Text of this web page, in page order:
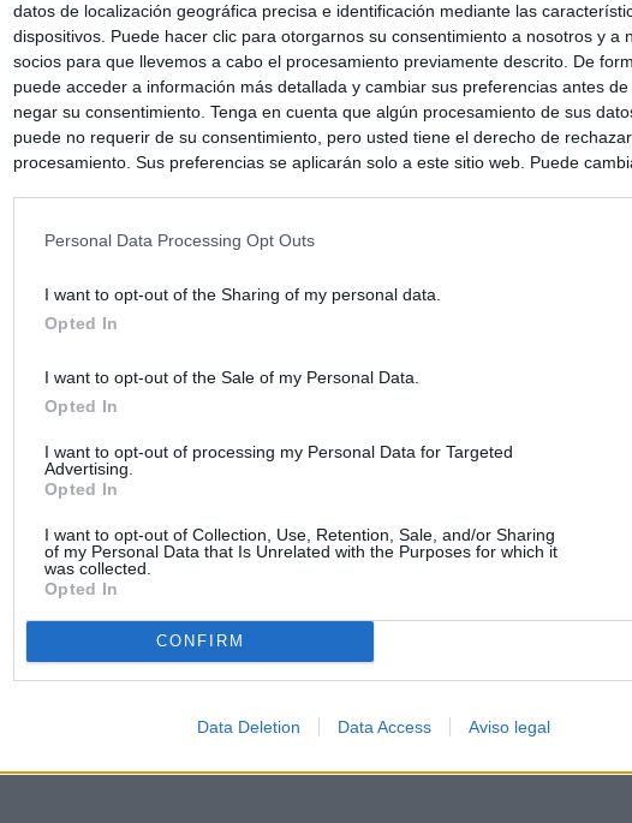
datos de localización geográfica precisa e identificación mediante las
dispositivos. Puede hacer clic para otorgarnos su consentimiento a nosotros y a
socios para que llevemos a cabo el procesamiento previamente descrito. De
puede acceder a información más detallada y cambiar sus preferencias antes
negar su consentimiento. Tenga en cuenta que algún procesamiento de sus
puede no requerir de su consentimiento, pero usted tiene el derecho de
procesamiento. Sus preferencias se aplicarán solo a este sitio web. Puede
Personal Data Processing Opt Outs
I want to opt-out of the Sharing of my personal data.
Opted In
I want to opt-out of the Sale of my Personal Data.
Opted In
I want to opt-out of processing my Personal Data for Targeted
Advertising.
Opted In
I want to opt-out of Collection, Use, Retention, Sale, and/or Sharing
of my Personal Data that Is Unrelated with the Purposes for which it
was collected.
Opted In
CONFIRM
Data Deletion Data Access Aviso legal